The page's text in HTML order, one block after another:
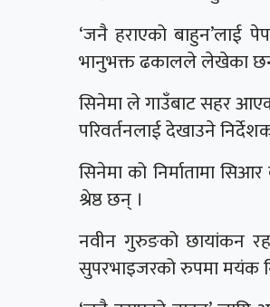
‘जनै हराएको बाहुन’लाई
भानुभक्त ढकालले लेखेका
सिनेमा ले गाउँबाट सहर
परिवर्तनलाई देखाउने
सिनेमा को निर्मातामा
श्रेष्ठ छन् ।
नवीन गुरुङको छायांकन
सुपरभाइजरको रुपमा मयंक